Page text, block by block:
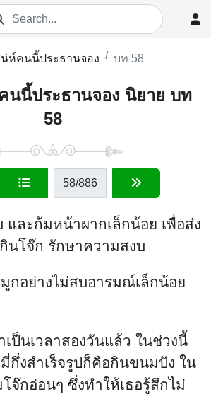
น่ห์คนนี้ประธานจอง บท 58
นนี้ประธานจอง นิยาย บท
58
58/886
ละก้มหน้าผากเล็กน้อย เพื่อส่ง
โจ๊ก รักษาความสงบ
กอย่างไม่สบอารมณ์เล็กน้อย
เป็นเวลาสองวันแล้ว ในช่วงนี้
กึ่งสำเร็จรูปก็คือกินขนมปัง ใน
จ๊กอ่อนๆ ซึ่งทำให้เธอรู้สึกไม่